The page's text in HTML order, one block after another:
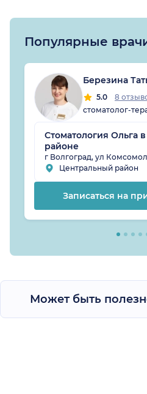
Популярные
Березина
5.0
8
стоматолог-
Стоматология Ольга
районе
г Волгоград, ул
Центральный район
Записаться на
Может быть